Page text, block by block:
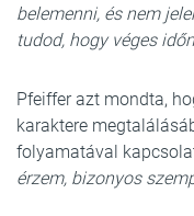
belemenni, és nem
tudod, hogy véges
Pfeiffer azt mondta,
karaktere
folyamatával
érzem, bizonyos